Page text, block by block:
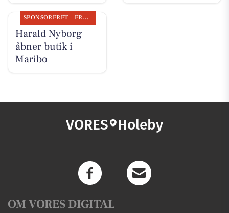
SPONSORERET ERHVERV
Harald Nyborg
åbner butik i
Maribo
VORES Holeby
OM VORES DIGITAL